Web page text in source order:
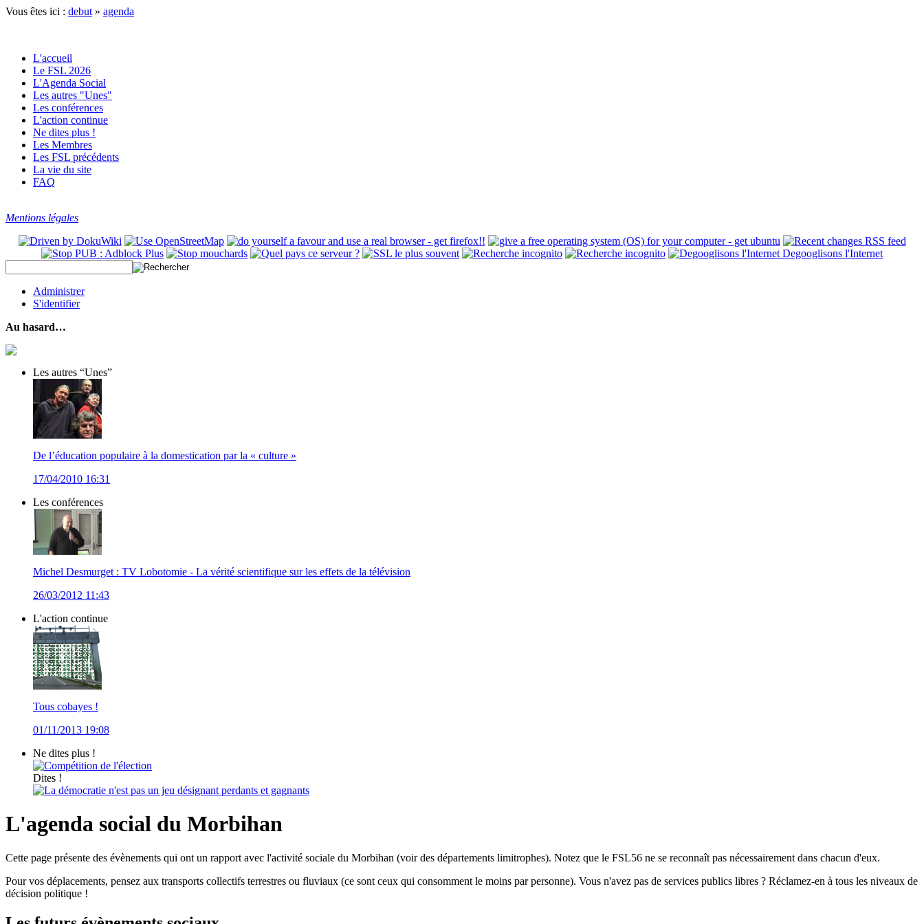
Vous êtes ici : debut » agenda
L'accueil
Le FSL 2026
L'Agenda Social
Les autres "Unes"
Les conférences
L'action continue
Ne dites plus !
Les Membres
Les FSL précédents
La vie du site
FAQ
Mentions légales
Degooglisons l'Internet
Administrer
S'identifier
Au hasard…
Les autres “Unes”
De l’éducation populaire à la domestication par la « culture »
17/04/2010 16:31
Les conférences
Michel Desmurget : TV Lobotomie - La vérité scientifique sur les effets de la télévision
26/03/2012 11:43
L'action continue
Tous cobayes !
01/11/2013 19:08
Ne dites plus !
Compétition de l'élection
Dites !
La démocratie n'est pas un jeu désignant perdants et gagnants
L'agenda social du Morbihan
Cette page présente des évènements qui ont un rapport avec l'activité sociale du Morbihan (voir des départements limitrophes). Notez que le FSL56 ne se reconnaît pas nécessairement dans chacun d'eux.
Pour vos déplacements, pensez aux transports collectifs terrestres ou fluviaux (ce sont ceux qui consomment le moins par personne). Vous n'avez pas de services publics libres ? Réclamez-en à tous les niveaux de
décision politique !